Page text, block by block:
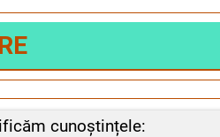
cunoștințele: